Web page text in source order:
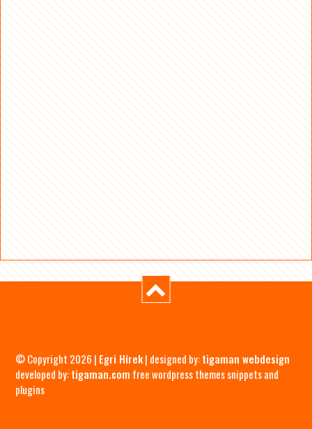
© Copyright 2026 | Egri Hírek| designed by:tigaman webdesign
developed by:tigaman.com free wordpress themes snippets and
plugins